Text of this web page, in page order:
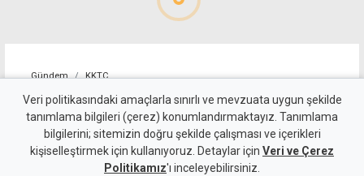
Gündem KKTC
Öğretmenlik sınavlarında
sıra mülakat ve atamalarda
Veri politikasındaki amaçlarla sınırlı ve mevzuata uygun şekilde
tanımlama bilgileri (çerez) konumlandırmaktayız. Tanımlama
bilgilerini; sitemizin doğru şekilde çalışması ve içerikleri
kişiselleştirmek için kullanıyoruz. Detaylar için Veri ve Çerez
Politikamız'ı inceleyebilirsiniz.